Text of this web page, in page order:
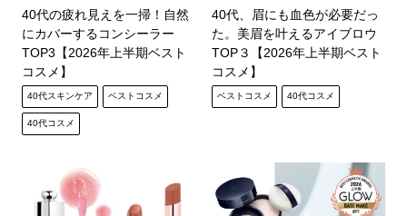
40代の疲れ見えを一掃！自然
にカバーするコンシーラー
TOP3【2026年上半期ベスト
コスメ】
40代スキンケア ベストコスメ
40代コスメ
40代、眉にも血色が必要だっ
た。美眉を叶えるアイブロウ
TOP３【2026年上半期ベスト
コスメ】
ベストコスメ 40代コスメ